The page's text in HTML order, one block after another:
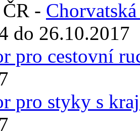
-
do 26.10.2017
pro cestovní
pro styky s